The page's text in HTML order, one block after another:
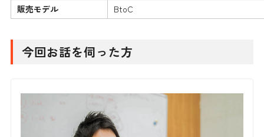
販売モデル
BtoC
今回お話を伺った方